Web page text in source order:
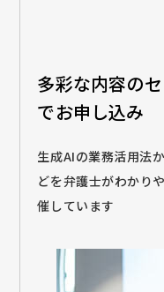
多彩な内容の
でお申し込み
生成AIの業務活用法
どを弁護士がわかり
催しています